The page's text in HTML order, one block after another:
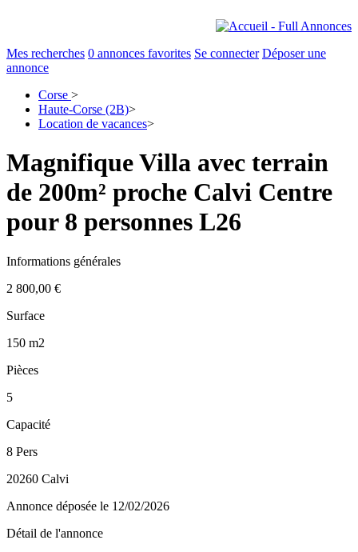
Mes recherches 0 annonces favorites Se connecter Déposer une
annonce
Corse >
Haute-Corse (2B)>
Location de vacances>
Magnifique Villa avec terrain
de 200m² proche Calvi Centre
pour 8 personnes L26
Informations générales
2 800,00 €
Surface
150 m2
Pièces
5
Capacité
8 Pers
20260 Calvi
Annonce déposée le 12/02/2026
Détail de l'annonce